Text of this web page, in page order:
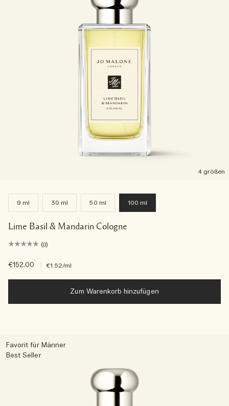
4 größen
9 ml 30 ml 50 ml 100 ml
Lime Basil & Mandarin Cologne
(0)
€152.00 €1.52/ml
Zum Warenkorb hinzufügen
Favorit für Männer
Best Seller